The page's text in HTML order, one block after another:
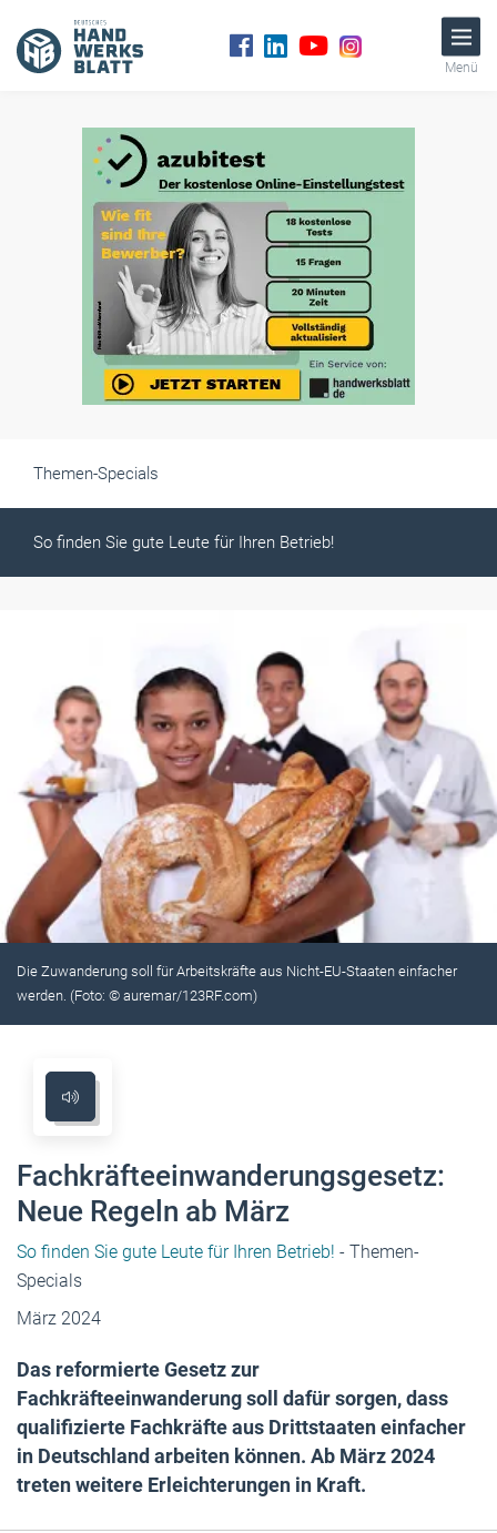
Menü
Themen-Specials
So finden Sie gute Leute für Ihren Betrieb!
Die Zuwanderung soll für Arbeitskräfte aus Nicht-EU-Staaten einfacher
werden. (Foto: © auremar/123RF.com)
Fachkräfteeinwanderungsgesetz:
Neue Regeln ab März
So finden Sie gute Leute für Ihren Betrieb! - Themen-
Specials
März 2024
Das reformierte Gesetz zur
Fachkräfteeinwanderung soll dafür sorgen, dass
qualifizierte Fachkräfte aus Drittstaaten einfacher
in Deutschland arbeiten können. Ab März 2024
treten weitere Erleichterungen in Kraft.